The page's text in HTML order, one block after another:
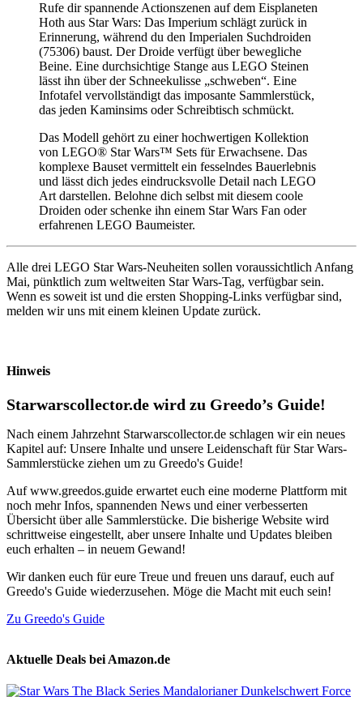
Rufe dir spannende Actionszenen auf dem Eisplaneten
Hoth aus Star Wars: Das Imperium schlägt zurück in
Erinnerung, während du den Imperialen Suchdroiden
(75306) baust. Der Droide verfügt über bewegliche
Beine. Eine durchsichtige Stange aus LEGO Steinen
lässt ihn über der Schneekulisse „schweben“. Eine
Infotafel vervollständigt das imposante Sammlerstück,
das jeden Kaminsims oder Schreibtisch schmückt.
Das Modell gehört zu einer hochwertigen Kollektion
von LEGO® Star Wars™ Sets für Erwachsene. Das
komplexe Bauset vermittelt ein fesselndes Bauerlebnis
und lässt dich jedes eindrucksvolle Detail nach LEGO
Art darstellen. Belohne dich selbst mit diesem coole
Droiden oder schenke ihn einem Star Wars Fan oder
erfahrenen LEGO Baumeister.
Alle drei LEGO Star Wars-Neuheiten sollen voraussichtlich Anfang
Mai, pünktlich zum weltweiten Star Wars-Tag, verfügbar sein.
Wenn es soweit ist und die ersten Shopping-Links verfügbar sind,
melden wir uns mit einem kleinen Update zurück.
Hinweis
Starwarscollector.de wird zu Greedo’s Guide!
Nach einem Jahrzehnt Starwarscollector.de schlagen wir ein neues
Kapitel auf: Unsere Inhalte und unsere Leidenschaft für Star Wars-
Sammlerstücke ziehen um zu Greedo's Guide!
Auf www.greedos.guide erwartet euch eine moderne Plattform mit
noch mehr Infos, spannenden News und einer verbesserten
Übersicht über alle Sammlerstücke. Die bisherige Website wird
schrittweise eingestellt, aber unsere Inhalte und Updates bleiben
euch erhalten – in neuem Gewand!
Wir danken euch für eure Treue und freuen uns darauf, euch auf
Greedo's Guide wiederzusehen. Möge die Macht mit euch sein!
Zu Greedo's Guide
Aktuelle Deals bei Amazon.de